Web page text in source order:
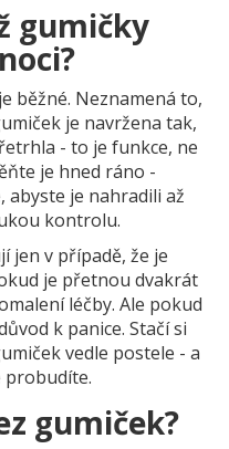
gumičky
běžné. Neznamená to,
je navržena tak,
- to je funkce, ne
je hned ráno -
je nahradili až
kontrolu.
jen v případě, že je
je přetnou dvakrát
léčby. Ale pokud
k panice. Stačí si
vedle postele - a
probudíte.
gumiček?